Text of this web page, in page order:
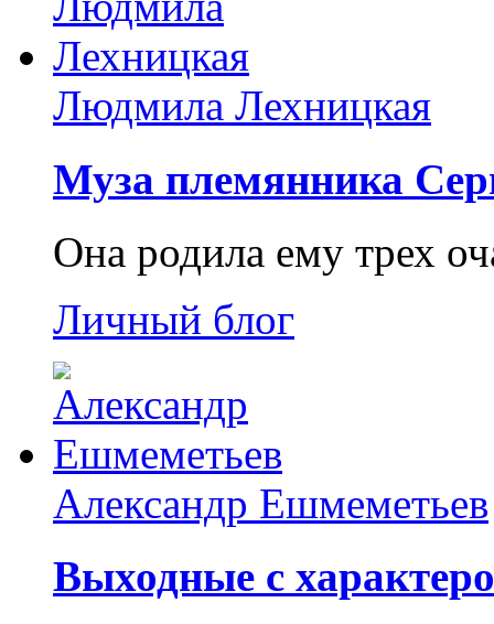
Людмила Лехницкая
Муза племянника
Она родила ему трех
Личный блог
Александр Ешмеметьев
Выходные с